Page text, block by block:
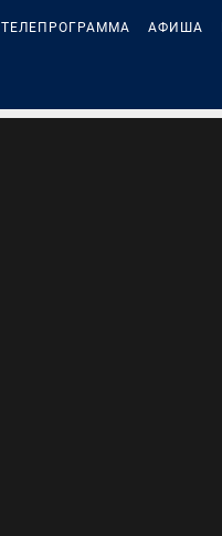
ТЕЛЕПРОГРАММА АФИША